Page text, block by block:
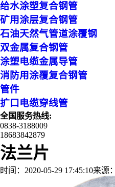
给水涂塑复合钢管
矿用涂层复合钢管
石油天然气管道涂覆钢
双金属复合钢管
涂塑电缆金属导管
消防用涂覆复合钢管
管件
扩口电缆穿线管
全国服务热线:
0838-3188009
18683842879
法兰片
时间：2020-05-29 17:45:10来源